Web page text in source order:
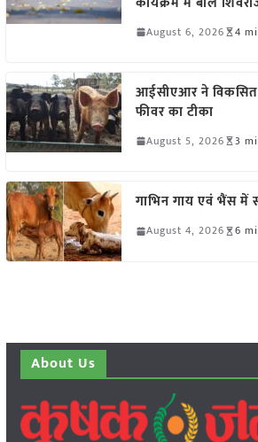
August 6, 2026 4
आईसीएआर ने विकसित
फीवर का टीका
August 5, 2026 3
गाभिन गाय एवं भैंस में
August 4, 2026 6
About Us